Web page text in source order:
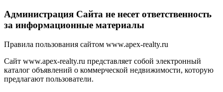
Администрация Сайта не несет ответственность
за информационные материалы
Правила пользования сайтом www.apex-realty.ru
Сайт www.apex-realty.ru представляет собой электронный
каталог объявлений о коммерческой недвижимости, которую
предлагают пользователи.